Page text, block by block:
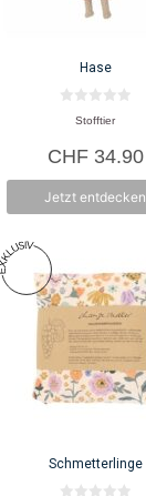
Hase
n
Stofftier
CHF34.90
Jetzt entdecken
Schmetterlinge